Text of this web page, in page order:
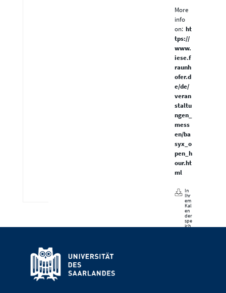
More
info
on: ht
tps://
www.
iese.f
raunh
ofer.d
e/de/
veran
staltu
ngen_
mess
en/ba
syx_o
pen_h
our.ht
ml
In
Ihr
em
Kal
en
der
spe
ich